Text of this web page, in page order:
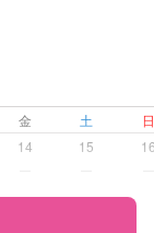
金 土
14 15